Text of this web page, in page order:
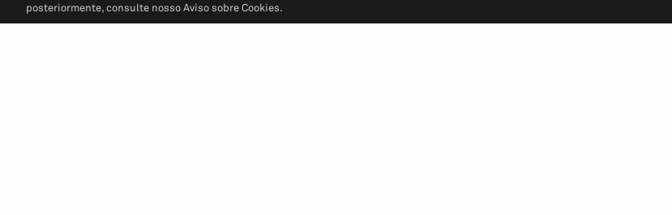
posteriormente, consulte nosso Aviso sobre Cookies.